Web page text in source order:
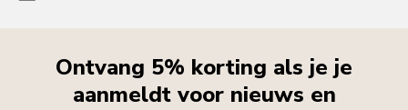
Ontvang 5% korting als je je
aanmeldt voor nieuws en